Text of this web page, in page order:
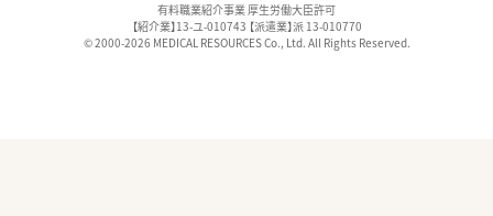
有料職業紹介事業 厚生労働大臣許可
【紹介業】13-ユ-010743 【派遣業】派 13-010770
© 2000-2026 MEDICAL RESOURCES Co., Ltd. All Rights Reserved.